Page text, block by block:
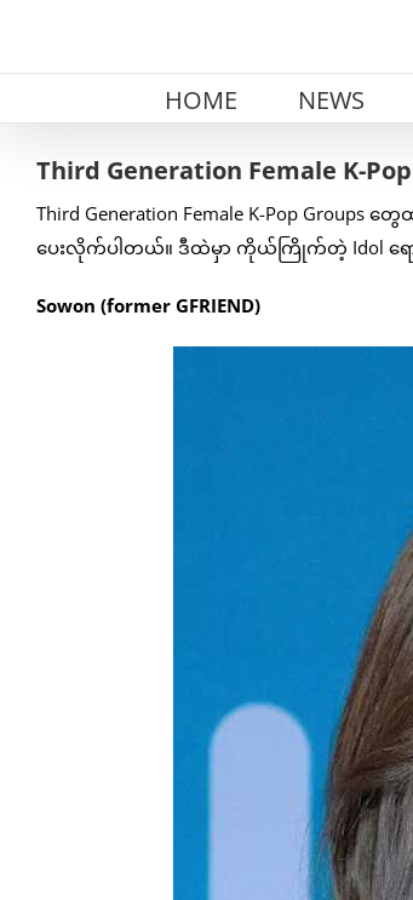
HOME NEWS
Third Generation Female K-
Third Generation Female K-Pop
ပေးလိုက်ပါတယ်။ ဒီထဲမှာ ကိုယ်ကြိုက်တဲ့ Idol ရ
Sowon (former GFRIEND)